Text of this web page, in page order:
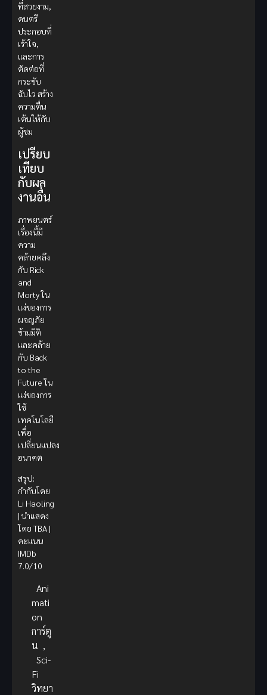
ที่สวยงาม,
ดนตรี
ประกอบที่
เร้าใจ,
และการ
ตัดต่อที่
กระชับ
ฉับไว สร้าง
ความตื่น
เต้นให้กับ
ผู้ชม
เปรียบ
เทียบ
กับผล
งานอื่น
ภาพยนตร์
เรื่องนี้มี
ความ
คล้ายคลึง
กับ Rick
and
Morty ใน
แง่ของการ
ผจญภัย
ข้ามมิติ
และคล้าย
กับ Back
to the
Future ใน
แง่ของการ
ใช้
เทคโนโลยี
เพื่อ
เปลี่ยนแปลง
อนาคต
สรุป:
กำกับโดย
Li Haoling
| นำแสดง
โดย TBA |
คะแนน
IMDb
7.0/10
Ani
mati
on
การ์ตู
น ,
Sci-
Fi
วิทยา